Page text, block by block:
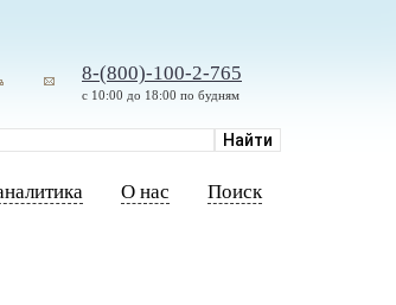
8-(800)-100-2-765
с 10:00 до 18:00 по будням
О нас Поиск